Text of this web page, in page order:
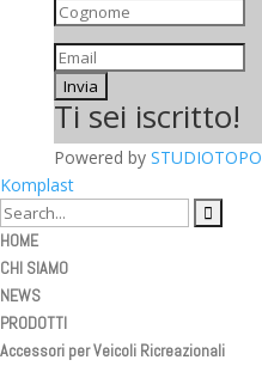
Invia
Ti sei iscritto!
Powered by STUDIOTOPO
Komplast
HOME
CHI SIAMO
NEWS
PRODOTTI
Accessori per Veicoli Ricreazionali